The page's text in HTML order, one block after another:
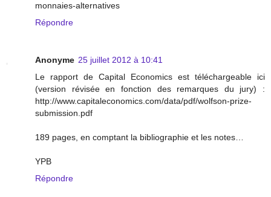
monnaies-alternatives
Répondre
Anonyme 25 juillet 2012 à 10:41
Le rapport de Capital Economics est téléchargeable ici
(version révisée en fonction des remarques du jury) :
http://www.capitaleconomics.com/data/pdf/wolfson-prize-
submission.pdf
189 pages, en comptant la bibliographie et les notes…
YPB
Répondre